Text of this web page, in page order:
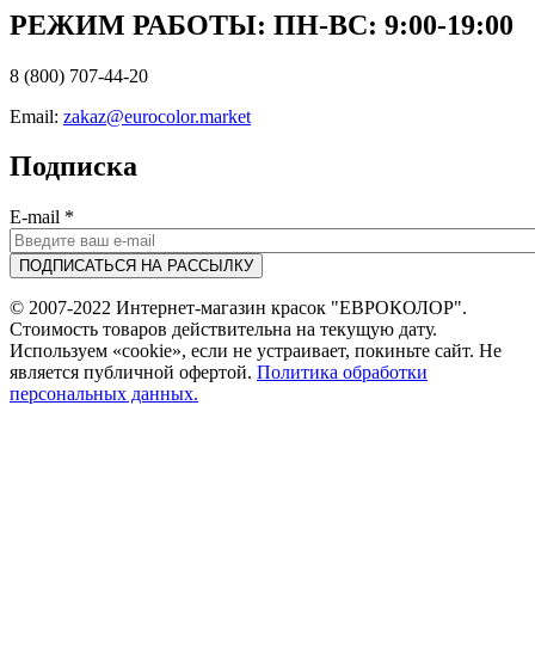
РЕЖИМ РАБОТЫ: ПН-ВC: 9:00-19:00
8 (800) 707-44-20
Email: zakaz@eurocolor.market
Подписка
E-mail *
© 2007-2022 Интернет-магазин красок "ЕВРОКОЛОР".
Стоимость товаров действительна на текущую дату.
Используем «cookie», если не устраивает, покиньте сайт. Не
является публичной офертой. Политика обработки
персональных данных.